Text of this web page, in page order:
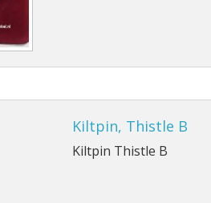
Kiltpin, Thistle B
Kiltpin Thistle B